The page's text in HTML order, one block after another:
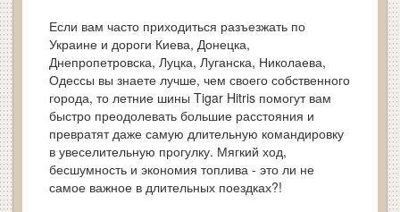
Если вам часто приходиться разъезжать по
Украине и дороги Киева, Донецка,
Днепропетровска, Луцка, Луганска, Николаева,
Одессы вы знаете лучше, чем своего собственного
города, то летние шины Tigar Hitris помогут вам
быстро преодолевать большие расстояния и
превратят даже самую длительную командировку
в увеселительную прогулку. Мягкий ход,
бесшумность и экономия топлива - это ли не
самое важное в длительных поездках?!